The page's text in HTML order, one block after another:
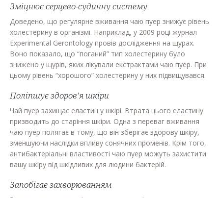
Зміцнює серцево-судинну систему
Доведено, що регулярне вживання чаю пуер знижує рівень
холестерину в організмі. Наприклад, у 2009 році журнал
Experimental Gerontology провів дослідження на щурах.
Воно показало, що “поганий” тип холестерину було
знижено у щурів, яких лікували екстрактами чаю пуер. При
цьому рівень “хорошого” холестерину у них підвищувався.
Поліпшує здоров’я шкіри
Чай пуер захищає еластин у шкірі. Втрата цього еластину
призводить до старіння шкіри. Одна з переваг вживання
чаю пуер полягає в тому, що він зберігає здорову шкіру,
зменшуючи наслідки впливу сонячних променів. Крім того,
антибактеріальні властивості чаю пуер можуть захистити
вашу шкіру від шкідливих для людини бактерій.
Запобігає захворюванням